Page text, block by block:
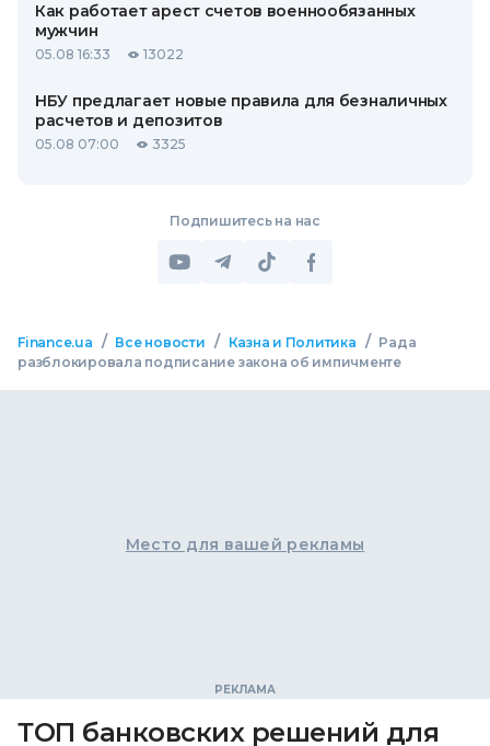
Как работает арест счетов военнообязанных
мужчин
05.08 16:33 13022
НБУ предлагает новые правила для безналичных
расчетов и депозитов
05.08 07:00 3325
Подпишитесь на нас
Finance.ua / Все новости / Казна и Политика / Рада
разблокировала подписание закона об импичменте
Место для вашей рекламы
ТОП банковских решений для